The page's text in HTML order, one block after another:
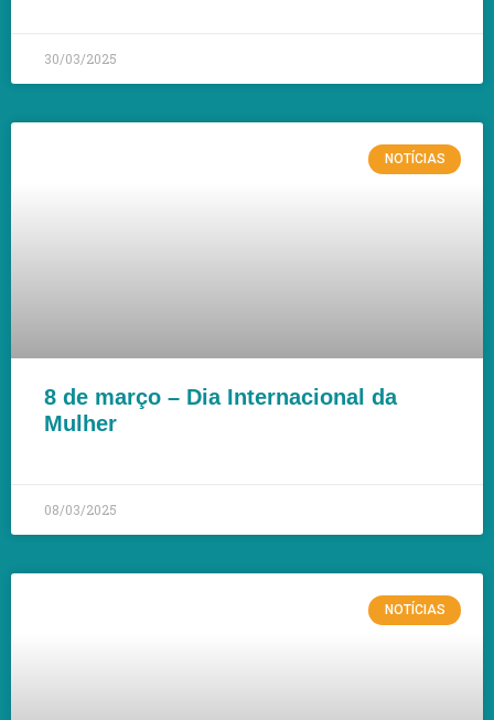
30/03/2025
NOTÍCIAS
8 de março – Dia Internacional da
Mulher
08/03/2025
NOTÍCIAS